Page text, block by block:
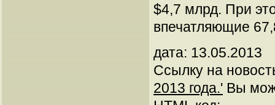
$4,7 млрд. При
впечатляющие
дата: 13.05.2013
Ссылку на
2013 года.' Вы